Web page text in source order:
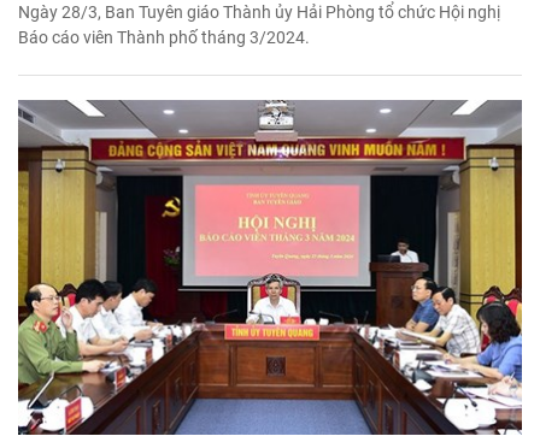
Ngày 28/3, Ban Tuyên giáo Thành ủy Hải Phòng tổ chức Hội nghị
Báo cáo viên Thành phố tháng 3/2024.